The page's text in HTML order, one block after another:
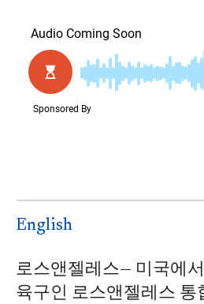
English
로스앤젤레스— 미국에
육구인 로스앤젤레스 통